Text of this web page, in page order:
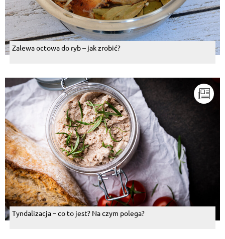
Zalewa octowa do ryb – jak zrobić?
Tyndalizacja – co to jest? Na czym polega?